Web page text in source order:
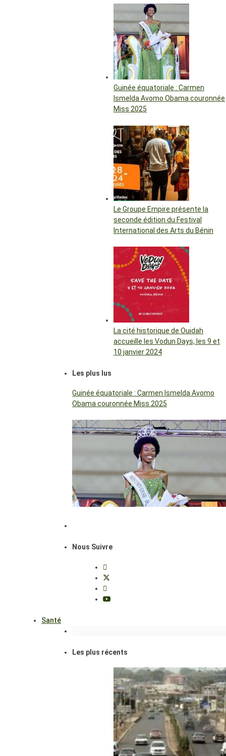
Guinée équatoriale : Carmen
Ismelda Avomo Obama couronnée
Miss 2025
Le Groupe Empire présente la
seconde édition du Festival
International des Arts du Bénin
La cité historique de Ouidah
accueille les Vodun Days, les 9 et
10 janvier 2024
Les plus lus
Guinée équatoriale : Carmen Ismelda Avomo
Obama couronnée Miss 2025
Nous Suivre
Santé
Les plus récents